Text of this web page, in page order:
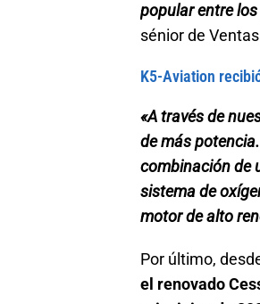
popular entre
sénior de
K5-Aviation
«A través de
de más
combinación de
sistema de
motor de alto
Por último,
el renovado